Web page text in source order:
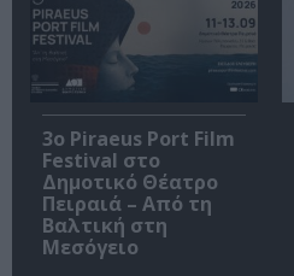
3o Piraeus Port Film
Festival στο
Δημοτικό Θέατρο
Πειραιά – Από τη
Βαλτική στη
Μεσόγειο